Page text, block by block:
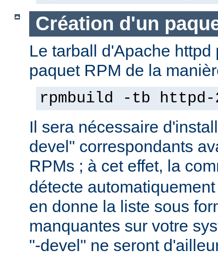
Création d'un
Le tarball d'Apache
paquet RPM de la
rpmbuild -tb
Il sera nécessaire
devel" correspondants
RPMs ; à cet effet, la
détecte
en donne la liste sous
manquantes sur votre
"-devel" ne seront